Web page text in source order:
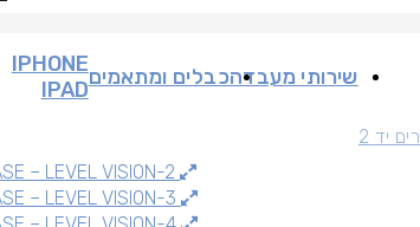
יד 2
שירותי מעבדהכבלים ומתאמיםIPHONE
IPAD